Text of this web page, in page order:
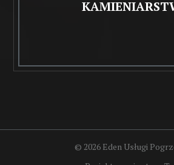
© 2026 Eden Usługi